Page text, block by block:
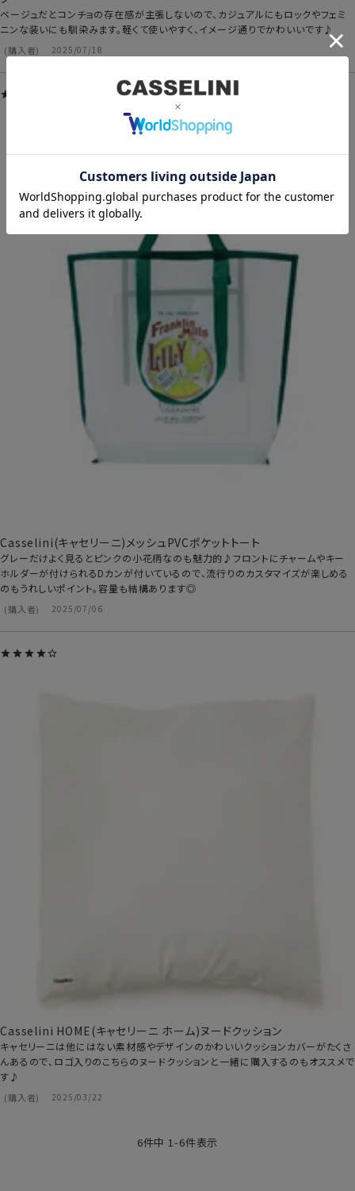
購入者 2025/07/18
ベージュだとコンチョの存在感が主張しないので、カジュアルにもロックやフェミ
ニンな装いにも馴染みます。軽くて使いやすく、イメージ通りでかわいいです♪
Casselini(キャセリーニ)メッシュPVCポケットトート
購入者 2025/07/06
グレーだけよく見るとピンクの小花柄なのも魅力的♪フロントにチャームやキー
ホルダーが付けられるDカンが付いているので、流行りのカスタマイズが楽しめる
のもうれしいポイント。容量も結構あります◎
Casselini HOME(キャセリーニ ホーム)ヌードクッション
購入者 2025/03/22
キャセリーニは他にはない素材感やデザインのかわいいクッションカバーがたくさ
んあるので、ロゴ入りのこちらのヌードクッションと一緒に購入するのもオススメで
す♪
6件中 1-6件表示